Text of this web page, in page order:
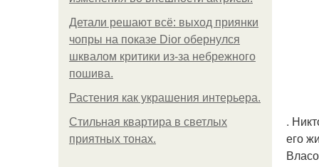
Детали решают всё: выход приянки
чопры на показе Dior обернулся
шквалом критики из-за небрежного
пошива.
Растения как украшения интерьера.
Стильная квартира в светлых
приятных тонах.
.
его